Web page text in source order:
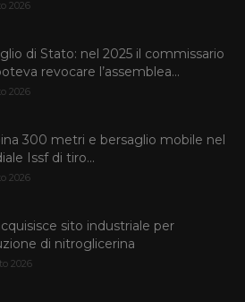
2026
di Stato: nel 2025 il commissario
revocare l’assemblea...
2026
300 metri e bersaglio mobile nel
Issf di tiro...
2026
sito industriale per
di nitroglicerina
2026